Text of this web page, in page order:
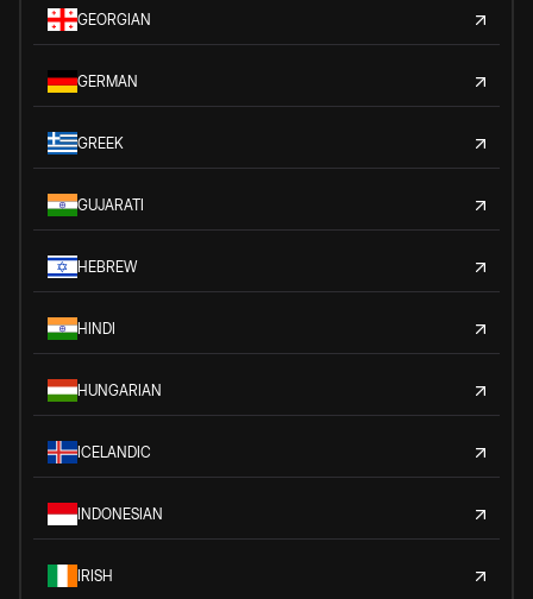
GEORGIAN
GERMAN
GREEK
GUJARATI
HEBREW
HINDI
HUNGARIAN
ICELANDIC
INDONESIAN
IRISH